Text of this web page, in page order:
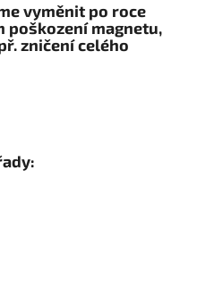
vyměnit po roce
poškození magnetu,
zničení celého